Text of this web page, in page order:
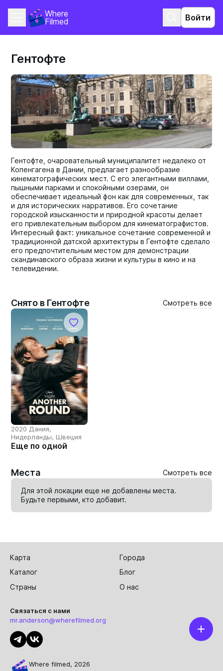
Where
Filmed
Войти
Гентофте
Гентофте, очаровательный муниципалитет недалеко от
Копенгагена в Дании, предлагает разнообразие
кинематографических мест. С его элегантными виллами,
пышными парками и спокойными озерами, он
обеспечивает идеальный фон как для современных, так
и для исторических нарративов. Его сочетание
городской изысканности и природной красоты делает
его привлекательным выбором для кинематографистов.
Интересный факт: уникальное сочетание современной и
традиционной датской архитектуры в Гентофте сделало
его предпочтительным местом для демонстрации
скандинавского образа жизни и культуры в кино и на
телевидении.
Снято в Гентофте Смотреть все
2020 Дания,
Нидерланды, Швеция
Еще по одной
Места Смотреть все
Для этой локации еще не добавлены места.
Будьте первыми, кто добавит.
Карта
Города
Каталог
Блог
Страны
О нас
Связаться с нами
mr.anderson@wherefilmed.org
Where filmed, 2026